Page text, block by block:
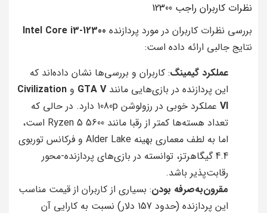
نظرات کاربران راجب 12300
بررسی نظرات کاربران در مورد پردازنده Intel Core i3-12300
نتایج جالبی ارائه داده است:
عملکرد گیمینگ: کاربران و بررسی‌ها نشان داده‌اند که
این پردازنده در بازی‌هایی مانندGTA V و Civilization
VI
عملکرد خوبی در رزولوشن 1080p دارد. در حالی که
تعداد هسته‌ها کمتر از رقبا مانند Ryzen 5 5600 است،
اما به لطف معماری بهینه Alder Lake و فرکانس توربوی
4.4 گیگاهرتز، توانسته در بازی‌های پردازنده-محور
رقابت‌پذیر باشد.
مقرون‌به‌صرفه بودن: بسیاری از کاربران از قیمت مناسب
این پردازنده (حدود 157 دلار) نسبت به کارایی آن